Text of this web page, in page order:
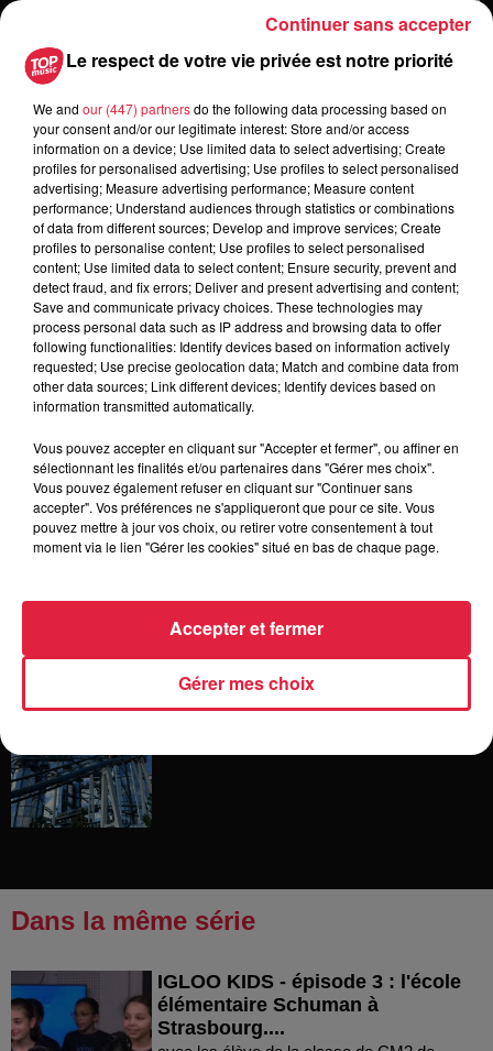
Toute l'actu
6 août 2026
À Hoerdt, de l’eau brune sort des
robinets
6 août 2026
Tags antisémites à Strasbourg :
Catherine Trautmann réagit
6 août 2026
avec les flamants rouges
6 août 2026
Dans la même série
IGLOO KIDS - épisode 3 : l'école
élémentaire Schuman à
Strasbourg....
Le respect de votre vie privée est notre priorité
We and our (447) partnersdo the following data processing based on
your consent and/or our legitimate interest: Store and/or access
information on a device; Use limited data to select advertising; Create
profiles for personalised advertising; Use profiles to select personalised
advertising; Measure advertising performance; Measure content
performance; Understand audiences through statistics or combinations
of data from different sources; Develop and improve services; Create
profiles to personalise content; Use profiles to select personalised
content; Use limited data to select content; Ensure security, prevent and
detect fraud, and fix errors; Deliver and present advertising and content;
Save and communicate privacy choices. These technologies may
process personal data such as IP address and browsing data to offer
following functionalities: Identify devices based on information actively
requested; Use precise geolocation data; Match and combine data from
other data sources; Link different devices; Identify devices based on
information transmitted automatically.
Vous pouvez accepter en cliquant sur "Accepter et fermer", ou affiner en
sélectionnant les finalités et/ou partenaires dans "Gérer mes choix".
Vous pouvez également refuser en cliquant sur "Continuer sans
accepter". Vos préférences ne s'appliqueront que pour ce site. Vous
pouvez mettre à jour vos choix, ou retirer votre consentement à tout
moment via le lien "Gérer les cookies" situé en bas de chaque page.
Gérer mes choix
Accepter et fermer
Continuer sans accepter